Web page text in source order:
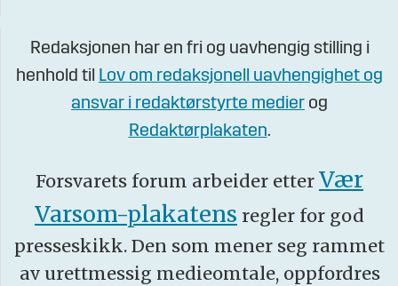
Redaksjonen har en fri og uavhengig stilling i
henhold til Lov om redaksjonell uavhengighet og
ansvar i redaktørstyrte medier og
Redaktørplakaten.
Forsvarets forum arbeider etter Vær
Varsom-plakatens regler for god
presseskikk. Den som mener seg rammet
av urettmessig medieomtale, oppfordres